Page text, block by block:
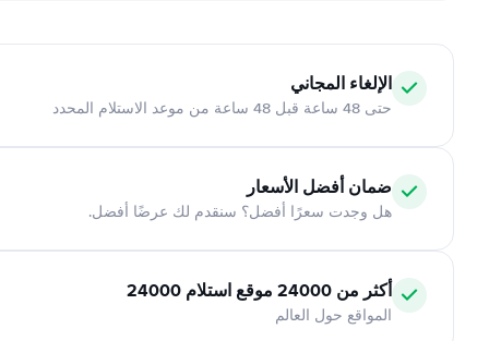
الإلغاء المجاني
حتى 48 ساعة قبل 48 ساعة من موعد الاستلام المحدد
ضمان أفضل الأسعار
هل وجدت سعرًا أفضل؟ سنقدم لك عرضًا أفضل.
أكثر من 24000 موقع استلام 24000
المواقع حول العالم